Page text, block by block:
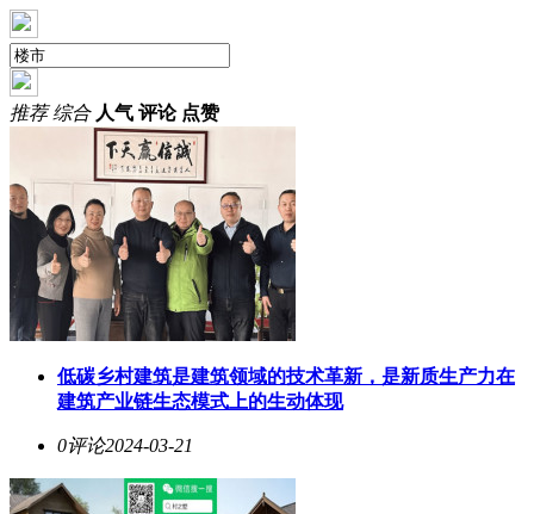
推荐 综合 人气 评论 点赞
低碳乡村建筑是建筑领域的技术革新，是新质生产力在
建筑产业链生态模式上的生动体现
0评论2024-03-21